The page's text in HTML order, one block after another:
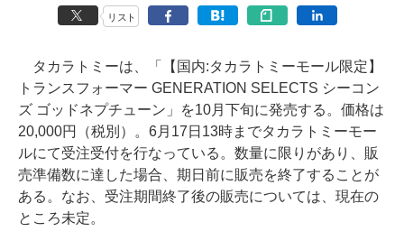
リスト
タカラトミーは、「【国内:タカラトミーモール限定】
トランスフォーマー GENERATION SELECTS シーコン
ズ ゴッドネプチューン」を10月下旬に発売する。価格は
20,000円（税別）。6月17日13時までタカラトミーモー
ルにて受注受付を行なっている。数量に限りがあり、販
売準備数に達した場合、期日前に販売を終了することが
ある。なお、受注期間終了後の販売については、現在の
ところ未定。